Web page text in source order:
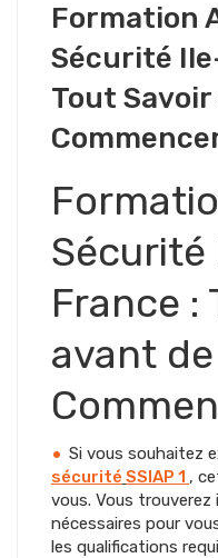
Formation
Sécurité
Tout
Sécurité
France :
avant de
Si vous souhaitez
sécurité SSIAP 1 ,
vous. Vous
nécessaires pour
les qualifications